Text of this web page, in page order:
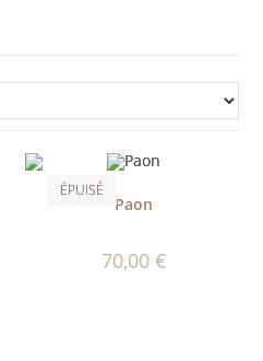
ÉPUISÉ
Paon
70,00 €